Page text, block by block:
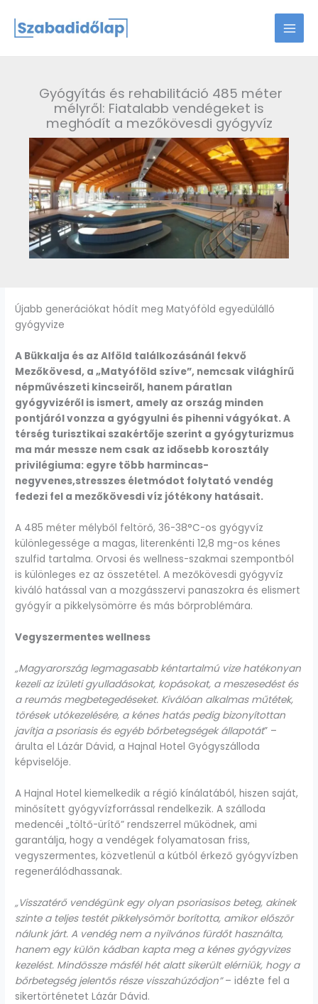
content
Gyógyítás és rehabilitáció 485 méter
mélyről: Fiatalabb vendégeket is
meghódít a mezőkövesdi gyógyvíz
Újabb generációkat hódít meg Matyóföld egyedülálló
gyógyvize
A Bükkalja és az Alföld találkozásánál fekvő
Mezőkövesd, a „Matyóföld szíve”, nemcsak világhírű
népművészeti kincseiről, hanem páratlan
gyógyvizéről is ismert, amely az ország minden
pontjáról vonzza a gyógyulni és pihenni vágyókat. A
térség turisztikai szakértője szerint a gyógyturizmus
ma már messze nem csak az idősebb korosztály
privilégiuma: egyre több harmincas-
negyvenes,stresszes életmódot folytató vendég
fedezi fel a mezőkövesdi víz jótékony hatásait.
A 485 méter mélyből feltörő, 36-38°C-os gyógyvíz
különlegessége a magas, literenkénti 12,8 mg-os kénes
szulfid tartalma. Orvosi és wellness-szakmai szempontból
is különleges ez az összetétel. A mezőkövesdi gyógyvíz
kiváló hatással van a mozgásszervi panaszokra és elismert
gyógyír a pikkelysömörre és más bőrproblémára.
Vegyszermentes wellness
„Magyarország legmagasabb kéntartalmú vize hatékonyan
kezeli az ízületi gyulladásokat, kopásokat, a meszesedést és
a reumás megbetegedéseket. Kiválóan alkalmas műtétek,
törések utókezelésére, a kénes hatás pedig bizonyítottan
javítja a psoriasis és egyéb bőrbetegségek állapotát” –
árulta el Lázár Dávid, a Hajnal Hotel Gyógyszálloda
képviselője.
A Hajnal Hotel kiemelkedik a régió kínálatából, hiszen saját,
minősített gyógyvízforrással rendelkezik. A szálloda
medencéi „töltő-ürítő” rendszerrel működnek, ami
garantálja, hogy a vendégek folyamatosan friss,
vegyszermentes, közvetlenül a kútból érkező gyógyvízben
regenerálódhassanak.
„Visszatérő vendégünk egy olyan psoriasisos beteg, akinek
szinte a teljes testét pikkelysömör borította, amikor először
nálunk járt. A vendég nem a nyilvános fürdőt használta,
hanem egy külön kádban kapta meg a kénes gyógyvizes
kezelést. Mindössze másfél hét alatt sikerült elérniük, hogy a
bőrbetegség jelentős része visszahúzódjon”– idézte fel a
sikertörténetet Lázár Dávid.